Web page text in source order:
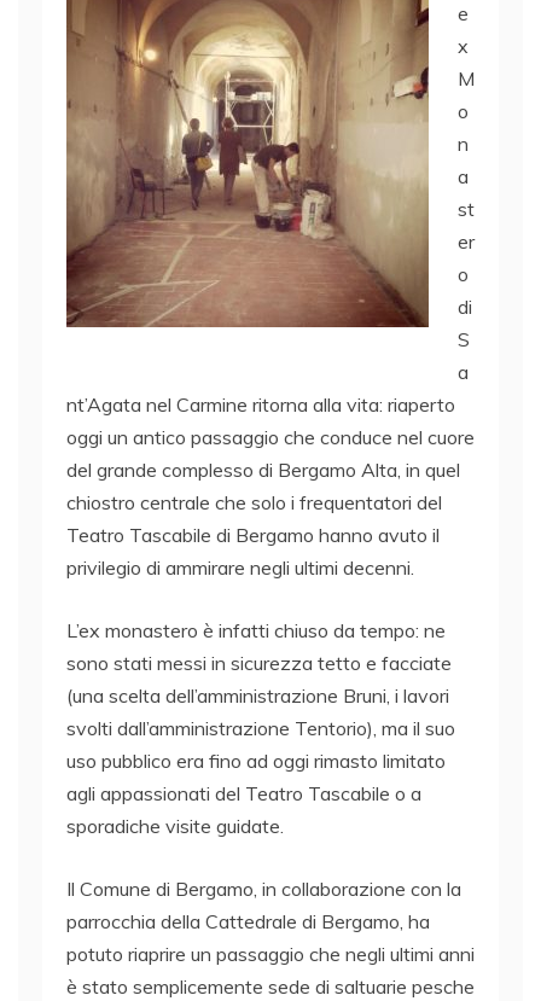
e
x
M
o
n
a
st
er
o
di
S
a
nt’Agata nel Carmine ritorna alla vita: riaperto
oggi un antico passaggio che conduce nel cuore
del grande complesso di Bergamo Alta, in quel
chiostro centrale che solo i frequentatori del
Teatro Tascabile di Bergamo hanno avuto il
privilegio di ammirare negli ultimi decenni.
L’ex monastero è infatti chiuso da tempo: ne
sono stati messi in sicurezza tetto e facciate
(una scelta dell’amministrazione Bruni, i lavori
svolti dall’amministrazione Tentorio), ma il suo
uso pubblico era fino ad oggi rimasto limitato
agli appassionati del Teatro Tascabile o a
sporadiche visite guidate.
Il Comune di Bergamo, in collaborazione con la
parrocchia della Cattedrale di Bergamo, ha
potuto riaprire un passaggio che negli ultimi anni
è stato semplicemente sede di saltuarie pesche